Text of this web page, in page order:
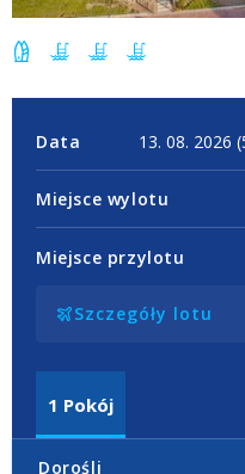
Data
Miejsce wylotu
Miejsce przylotu
Szczegóły lotu
1 Pokój
Dorośli